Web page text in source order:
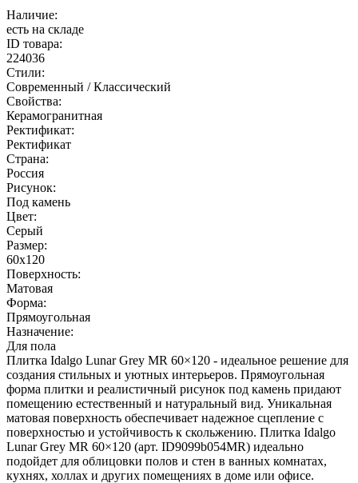
Наличие:
есть на складе
ID товара:
224036
Стили:
Современный / Классический
Свойства:
Керамогранитная
Ректификат:
Ректификат
Страна:
Россия
Рисунок:
Под камень
Цвет:
Серый
Размер:
60x120
Поверхность:
Матовая
Форма:
Прямоугольная
Назначение:
Для пола
Плитка Idalgo Lunar Grey MR 60×120 - идеальное решение для
создания стильных и уютных интерьеров. Прямоугольная
форма плитки и реалистичный рисунок под камень придают
помещению естественный и натуральный вид. Уникальная
матовая поверхность обеспечивает надежное сцепление с
поверхностью и устойчивость к скольжению. Плитка Idalgo
Lunar Grey MR 60×120 (арт. ID9099b054MR) идеально
подойдет для облицовки полов и стен в ванных комнатах,
кухнях, холлах и других помещениях в доме или офисе.